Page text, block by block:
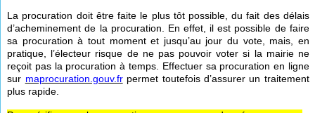
La procuration doit être faite le plus tôt possible, du fait des délais
d’acheminement de la procuration. En effet, il est possible de faire
sa procuration à tout moment et jusqu’au jour du vote, mais, en
pratique, l’électeur risque de ne pas pouvoir voter si la mairie ne
reçoit pas la procuration à temps. Effectuer sa procuration en ligne
sur maprocuration.gouv.fr permet toutefois d’assurer un traitement
plus rapide.